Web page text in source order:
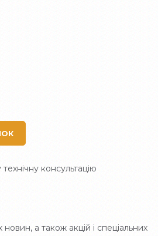
консультацію
новин, а також акцій і спеціальних